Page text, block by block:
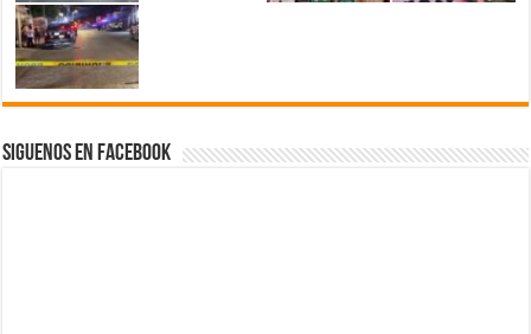
Siguenos en Facebook